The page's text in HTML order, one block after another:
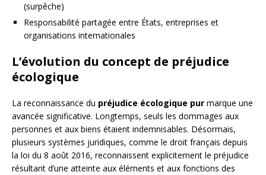
(surpêche)
Responsabilité partagée entre États, entreprises et
organisations internationales
L’évolution du concept de préjudice
écologique
La reconnaissance du préjudice écologique pur marque une
avancée significative. Longtemps, seuls les dommages aux
personnes et aux biens étaient indemnisables. Désormais,
plusieurs systèmes juridiques, comme le droit français depuis
la loi du 8 août 2016, reconnaissent explicitement le préjudice
résultant d’une atteinte aux éléments et aux fonctions des